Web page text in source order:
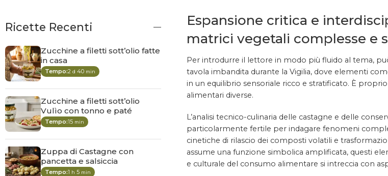
Espansione critica e
matrici vegetali complesse e
Per introdurre il lettore in modo più fluido al tema,
tavola imbandita durante la Vigilia, dove elementi
in un equilibrio sensoriale ricco e stratificato. È
alimentari diverse.
L’analisi tecnico-culinaria delle castagne e delle
particolarmente fertile per indagare fenomeni
cinetiche di rilascio dei composti volatili e
assume una funzione simbolica amplificata, questi
e culturale del consumo alimentare si intreccia con
Ricette Recenti
Zucchine a filetti sott’olio fatte
in casa
Tempo:2 d 40 min
Zucchine a filetti sott’olio
Vulìo con tonno e paté
Tempo:15 min
Zuppa di Castagne con
pancetta e salsiccia
Tempo:1 h 5 min